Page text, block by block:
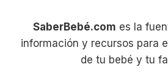
SaberBebé.com es la
información y recursos para
de tu bebé y tu